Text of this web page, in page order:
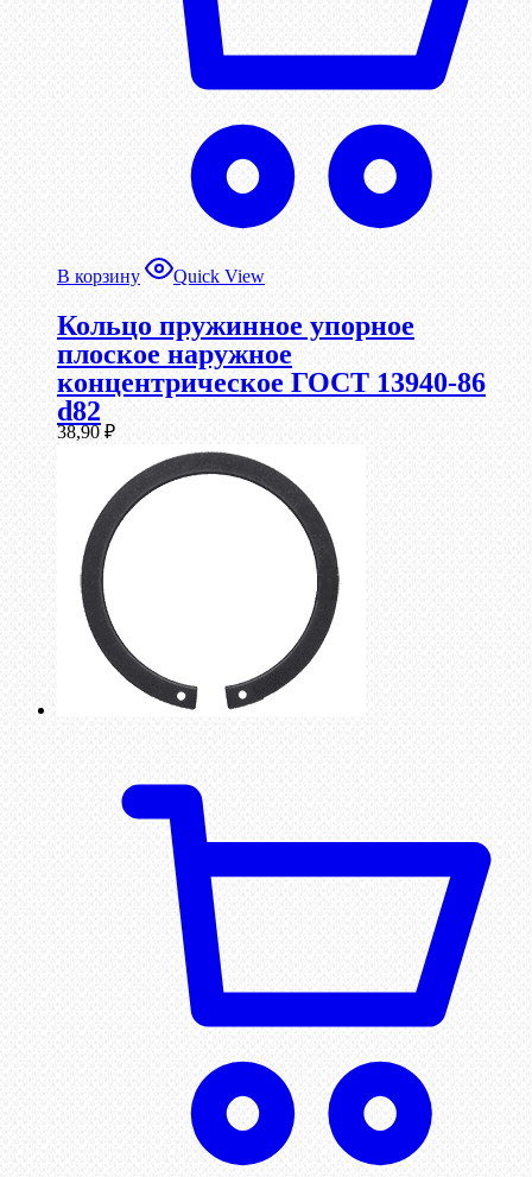
В корзину Quick View
Кольцо пружинное упорное
плоское наружное
концентрическое ГОСТ 13940-86
d82
38,90₽